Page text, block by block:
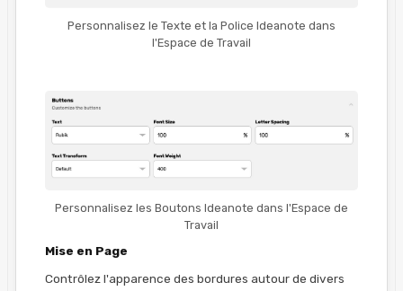
Personnalisez le Texte et la Police Ideanote dans
l'Espace de Travail
Personnalisez les Boutons Ideanote dans l'Espace de
Travail
Mise en Page
Contrôlez l'apparence des bordures autour de divers